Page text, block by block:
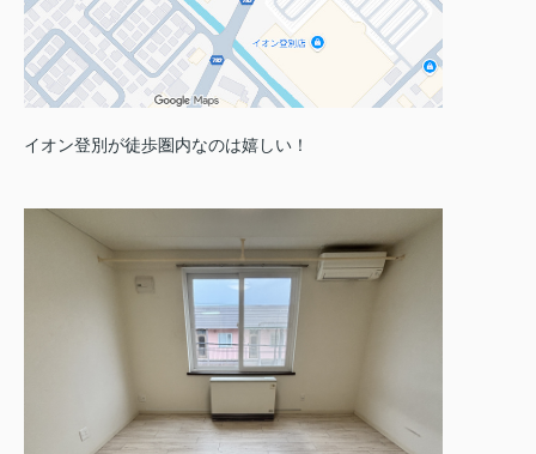
イオン登別が徒歩圏内なのは嬉しい！